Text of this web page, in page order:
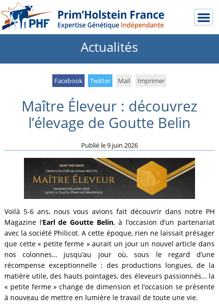
Actualités
Facebook Twitter Mail Imprimer
Maître Éleveur : découvrez
l’élevage de Goutte Belin
Publié le9 juin 2026
Voilà 5-6 ans, nous vous avions fait découvrir dans notre PH
Magazine l’Earl de Goutte Belin, à l’occasion d’un partenariat
avec la société Philicot. A cette époque, rien ne laissait présager
que cette « petite ferme » aurait un jour un nouvel article dans
nos colonnes… jusqu’au jour où, sous le regard d’une
récompense exceptionnelle : des productions longues, de la
matière utile, des hauts pointages, des éleveurs passionnés… la
« petite ferme » change de dimension et l’occasion se présente
à nouveau de mettre en lumière le travail de toute une vie.